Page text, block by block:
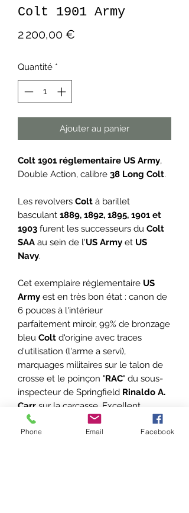
Colt 1901 Army
2 200,00 €
Quantité *
Ajouter au panier
Colt 1901 réglementaire US Army,
Double Action, calibre 38 Long Colt.
Les revolvers Colt à barillet
basculant 1889, 1892, 1895, 1901 et
1903 furent les successeurs du Colt
SAA au sein de l'US Army et US
Navy.
Cet exemplaire réglementaire US
Army est en très bon état : canon de
6 pouces à l'intérieur
parfaitement miroir, 99% de bronzage
bleu Colt d'origine avec traces
d'utilisation (l'arme a servi),
marquages militaires sur le talon de
crosse et le poinçon "RAC" du sous-
inspecteur de Springfield Rinaldo A.
Carr sur la carcasse. Excellent
mécanisme et verrouillage de barillet
sans aucun jeu. Plaquettes de crosse
Phone Email Facebook